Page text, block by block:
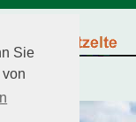
Sie